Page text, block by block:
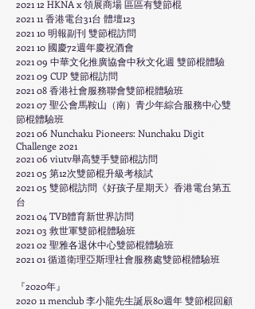
2021 12 HKNA x 領展商場 區區有雙節棍
2021 11 香港電台31台 體壇123
2021 10 明報副刊 雙節棍訪問
2021 10 國慶72週年慶祝酒會
2021 09 中華文化推廣協會中秋文化週 雙節棍體驗
2021 09 CUP 雙節棍訪問
2021 08 香港社會服務聯會雙節棍體驗班
2021 07 聖公會馬鞍山（南）青少年綜合服務中心雙
節棍體驗班
2021 06 Nunchaku Pioneers: Nunchaku Digit
Challenge 2021
2021 06 viutv舉高雙手雙節棍訪問
2021 05 第12次雙節棍升級考核試
2021 05 雙節棍訪問《好孩子星期天》香港電台第五
台
2021 04 TVB體育新世界訪問
2021 03 救世軍雙節棍體驗班
2021 02 聖雅各退休中心雙節棍體驗班
2021 01 循道衛理亞斯理社會服務處雙節棍體驗班
『2020年』
2020 11 menclub 李小龍先生誕辰80週年 雙節棍回顧